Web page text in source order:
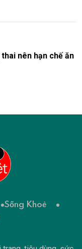
nên hạn chế ăn
Sống Khoẻ